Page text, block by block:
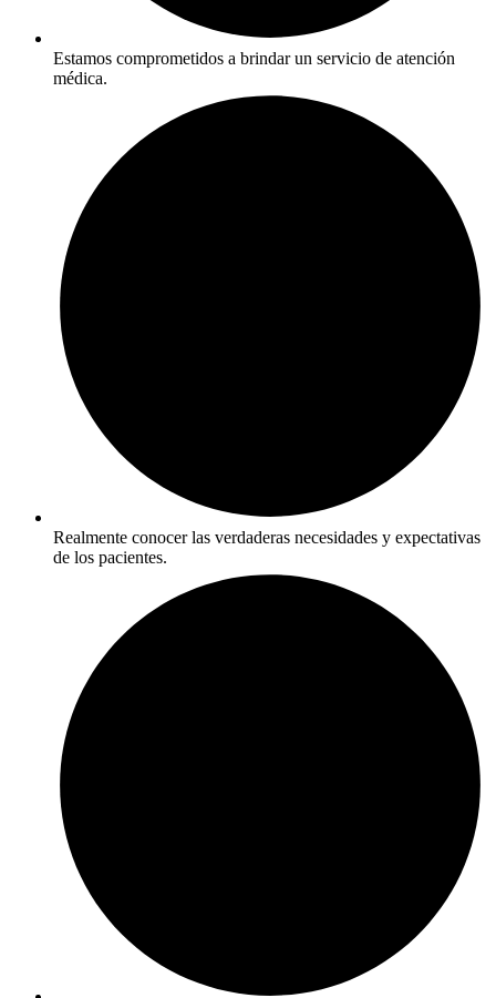
Estamos comprometidos a brindar un servicio de atención
médica.
Realmente conocer las verdaderas necesidades y expectativas
de los pacientes.